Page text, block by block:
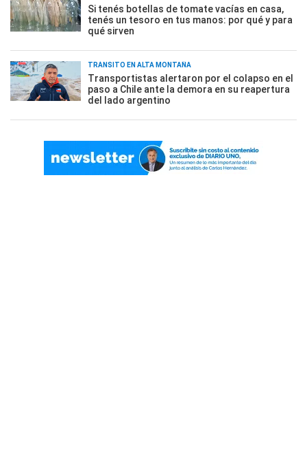
Si tenés botellas de tomate vacías en casa,
tenés un tesoro en tus manos: por qué y para
qué sirven
TRÁNSITO EN ALTA MONTAÑA
Transportistas alertaron por el colapso en el
paso a Chile ante la demora en su reapertura
del lado argentino